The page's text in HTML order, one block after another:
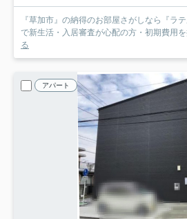
『草加市』の納得のお部屋さがしなら『ラ
で新生活・入居審査が心配の方・初期費用を
る
アパート